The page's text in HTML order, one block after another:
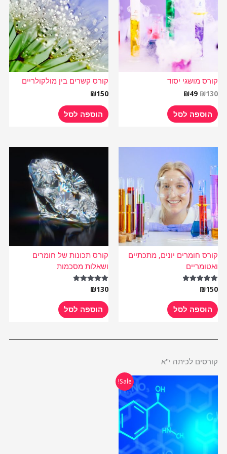
קורס מושגי יסוד
₪130
₪130.
₪49
₪49.
הוספה לסל
קורס קשרים בין מולקולריים
₪150
הוספה לסל
קורס חומרים יונים, מתכתיים
ואטומריים
דורג
5.00
מתוך 5
₪150
הוספה לסל
קורס תכונות של חומרים
ושאלות מסכמות
דורג
5.00
מתוך 5
₪130
הוספה לסל
קורסים לכיתה י"א
Sale!
המקורי
₪970.
הנוכחי
₪485.